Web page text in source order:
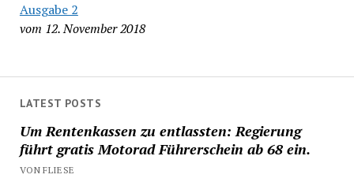
Ausgabe 2
vom 12. November 2018
LATEST POSTS
Um Rentenkassen zu entlassten: Regierung
führt gratis Motorad Führerschein ab 68 ein.
VON FLIESE